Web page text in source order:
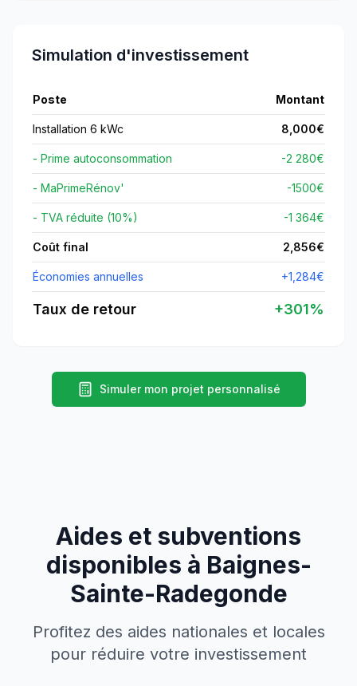
Simulation d'investissement
Poste Montant
Installation 6 kWc 8,000€
- Prime autoconsommation -2 280€
- MaPrimeRénov' -1500€
- TVA réduite (10%) -1 364€
Coût final 2,856€
Économies annuelles +1,284€
Taux de retour +301%
Simuler mon projet personnalisé
Aides et subventions
disponibles à Baignes-
Sainte-Radegonde
Profitez des aides nationales et locales
pour réduire votre investissement